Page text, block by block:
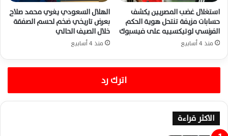
استغلال غضب المصريين يكشف
حسابات مزيفة تنتحل هوية الحكم
الفرنسي لوتيكسييه على فيسبوك
منذ 4 أسابيع
الهلال السعودي يغري محمد صلاح
بعرض تاريخي ضخم لحسم الصفقة
خلال الصيف الحالي
منذ 4 أسابيع
اترك رد
الاكثر قراءة